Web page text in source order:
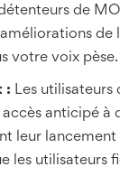
de
de
votre voix pèse.
: Les utilisateurs
anticipé à
leur lancement
les utilisateurs